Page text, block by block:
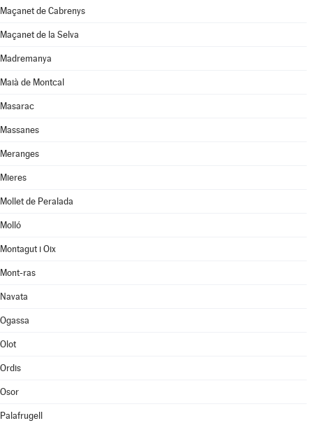
Maçanet de Cabrenys
Maçanet de la Selva
Madremanya
Maià de Montcal
Masarac
Massanes
Meranges
Mieres
Mollet de Peralada
Molló
Montagut i Oix
Mont-ras
Navata
Ogassa
Olot
Ordis
Osor
Palafrugell